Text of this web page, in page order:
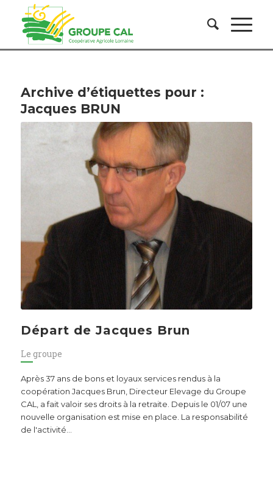
Archive d’étiquettes pour :
Jacques BRUN
Départ de Jacques Brun
Le groupe
Après 37 ans de bons et loyaux services rendus à la
coopération Jacques Brun, Directeur Elevage du Groupe
CAL, a fait valoir ses droits à la retraite. Depuis le 01/07 une
nouvelle organisation est mise en place. La responsabilité
de l'activité…